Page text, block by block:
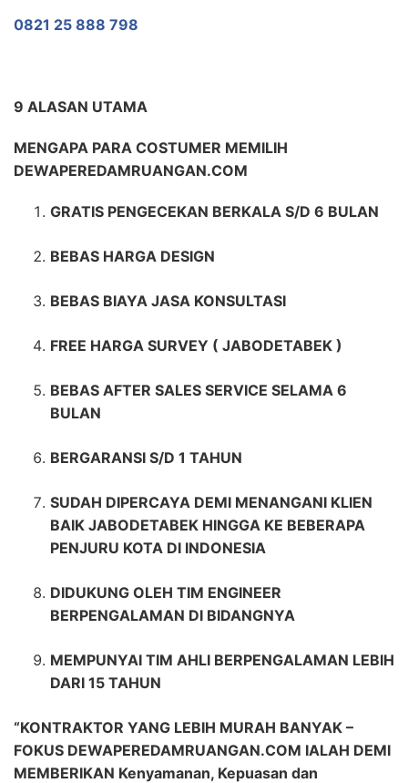
0821 25 888 798
9 ALASAN UTAMA
MENGAPA PARA COSTUMER MEMILIH
DEWAPEREDAMRUANGAN.COM
GRATIS PENGECEKAN BERKALA S/D 6 BULAN
BEBAS HARGA DESIGN
BEBAS BIAYA JASA KONSULTASI
FREE HARGA SURVEY ( JABODETABEK )
BEBAS AFTER SALES SERVICE SELAMA 6
BULAN
BERGARANSI S/D 1 TAHUN
SUDAH DIPERCAYA DEMI MENANGANI KLIEN
BAIK JABODETABEK HINGGA KE BEBERAPA
PENJURU KOTA DI INDONESIA
DIDUKUNG OLEH TIM ENGINEER
BERPENGALAMAN DI BIDANGNYA
MEMPUNYAI TIM AHLI BERPENGALAMAN LEBIH
DARI 15 TAHUN
“KONTRAKTOR YANG LEBIH MURAH BANYAK –
FOKUS DEWAPEREDAMRUANGAN.COM IALAH DEMI
MEMBERIKAN Kenyamanan, Kepuasan dan